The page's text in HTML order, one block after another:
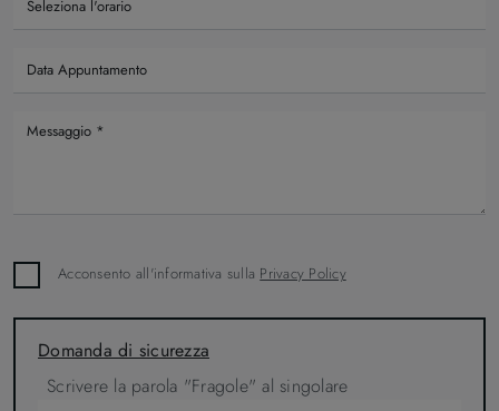
Acconsento all'informativa sulla Privacy Policy
Domanda di sicurezza
Scrivere la parola "Fragole" al singolare